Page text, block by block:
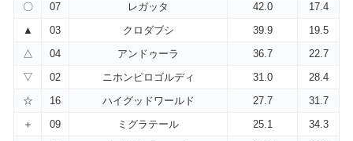
〇
07 レガッタ 42.0
17.4
▲
03 クロダブシ 39.9
19.5
△
04 アンドゥーラ 36.7
22.7
▽
02 ニホンピロゴルディ 31.0
28.4
☆
16 ハイグッドワールド 27.7
31.7
＋
09 ミグラテール 25.1
34.3